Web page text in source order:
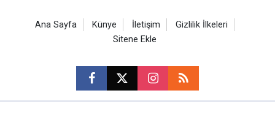
Ana Sayfa Künye İletişim
Gizlilik İlkeleri
Sitene Ekle